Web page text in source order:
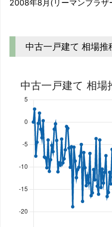
2008年8月(リーマンブラザ
中古一戸建て 相場推